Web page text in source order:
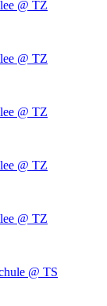
@ TZ
@ TZ
@ TZ
@ TZ
@ TZ
@ TS